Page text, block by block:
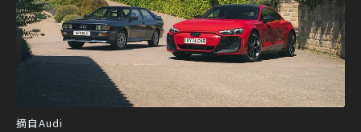
摘自Audi